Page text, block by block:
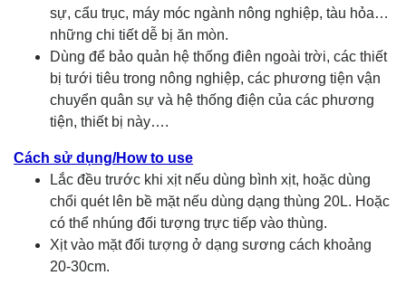
sự, cẩu trục, máy móc ngành nông nghiệp, tàu hỏa…
những chi tiết dễ bị ăn mòn.
Dùng để bảo quản hệ thống điên ngoài trời, các thiết
bị tưới tiêu trong nông nghiệp, các phương tiện vận
chuyển quân sự và hệ thống điện của các phương
tiện, thiết bị này….
Cách sử dụng/How to use
Lắc đều trước khi xịt nếu dùng bình xịt, hoặc dùng
chổi quét lên bề mặt nếu dùng dạng thùng 20L. Hoặc
có thể nhúng đối tượng trực tiếp vào thùng.
Xịt vào mặt đối tượng ở dạng sương cách khoảng
20-30cm.